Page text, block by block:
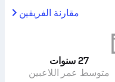
مقارنة الفريقين
27 سنوات
متوسط عمر اللاعبين